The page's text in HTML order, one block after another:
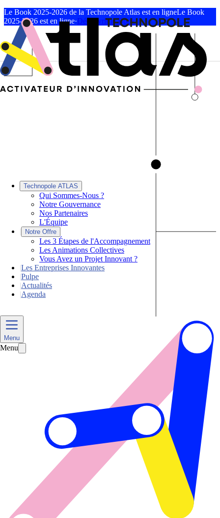
Le Book 2025-2026 de la Technopole Atlas est en ligneLe Book
2025-2026 est en ligne·Découvrir le Book
Technopole ATLAS
Qui Sommes-Nous ?
Notre Gouvernance
Nos Partenaires
L'Équipe
|
Notre Offre
Les 3 Étapes de l'Accompagnement
Les Animations Collectives
Vous Avez un Projet Innovant ?
|Les Entreprises Innovantes
|Pulpe
|Actualités
|Agenda
Menu
Menu